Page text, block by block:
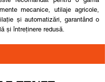
mecanice, utilaje agricole,
și automatizări, garantând o
și întreținere redusă.